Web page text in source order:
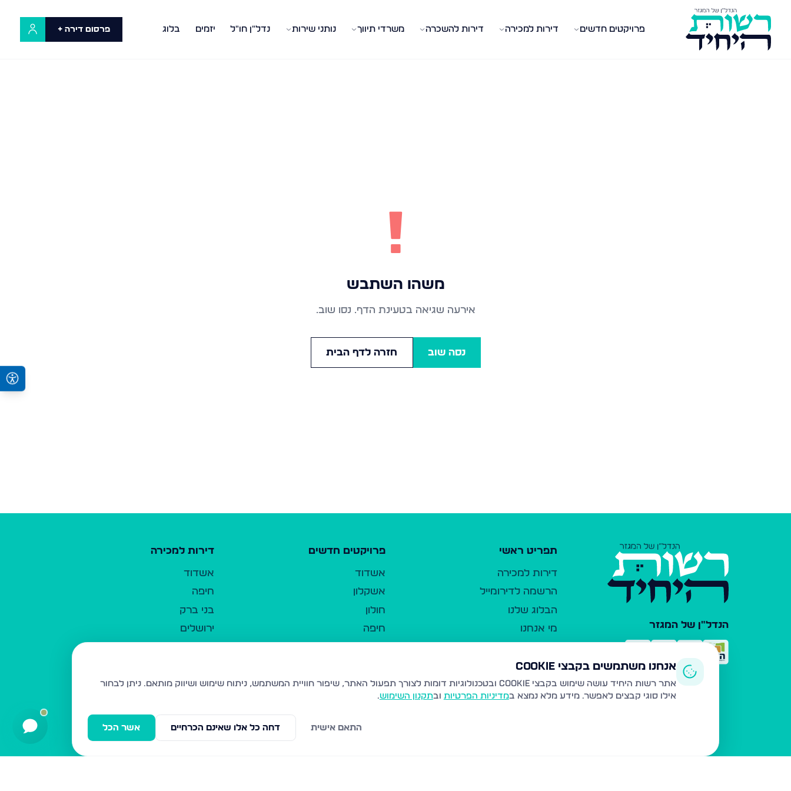
פרויקטים חדשים דירות למכירה דירות להשכרה משרדי תיווך נותני שירות נדל"ן חו"ל יזמים בלוג פרסום דירה +
!
משהו השתבש
אירעה שגיאה בטעינת הדף. נסו שוב.
נסה שוב חזרה לדף הבית
הנדל"ן של המגזר
תפריט ראשי
דירות למכירה
הרשמה לדירומייל
הבלוג שלנו
מי אנחנו
כלי עזר
פרסום ברשות היחיד
משרדי תיווך
פרויקטים חדשים
אשדוד
אשקלון
חולון
חיפה
נהריה
עמנואל
דירות למכירה
אשדוד
חיפה
בני ברק
ירושלים
בית שמש
ביתר עילית
אנחנו משתמשים בקבצי Cookie
אתר רשות היחיד עושה שימוש בקבצי Cookie ובטכנולוגיות דומות לצורך תפעול האתר, שיפור חוויית המשתמש, ניתוח שימוש ושיווק מותאם.
ניתן לבחור
אילו סוגי קבצים לאפשר. מידע מלא נמצא במדיניות הפרטיות ובתקנון השימוש.
אשר הכל דחה כל אלו שאינם הכרחיים התאם אישית